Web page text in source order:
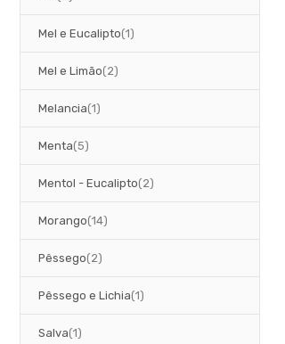
Mel e Eucalipto 1
artigo
Mel e Limão 2
artigos
Melancia 1
artigo
Menta 5
artigos
Mentol - Eucalipto 2
artigos
Morango 14
artigos
Pêssego 2
artigos
Pêssego e Lichia 1
artigo
Salva 1
artigo